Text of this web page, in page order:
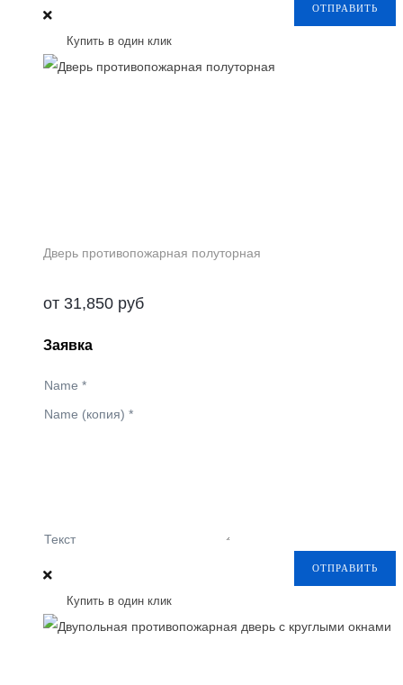
ОТПРАВИТЬ
Купить в один клик
Дверь противопожарная полуторная
от 31,850 руб
Заявка
Name *
Name (копия) *
Текст
ОТПРАВИТЬ
Купить в один клик